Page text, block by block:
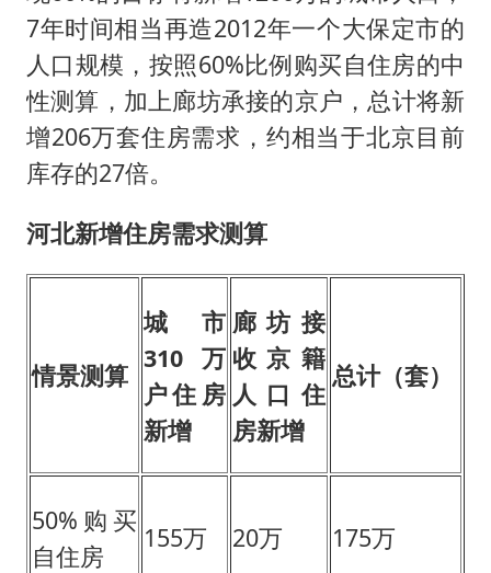
7年时间相当再造2012年一个大保定市的
人口规模，按照60%比例购买自住房的中
性测算，加上廊坊承接的京户，总计将新
增206万套住房需求，约相当于北京目前
库存的27倍。
河北新增住房需求测算
情景测算
城市
310万
户住房
新增
廊坊接
收京籍
人口住
房新增
总计（套）
50%购买
自住房
155万 20万 175万